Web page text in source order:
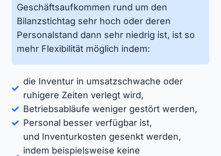
Geschäftsaufkommen rund um den
Bilanzstichtag sehr hoch oder deren
Personalstand dann sehr niedrig ist, ist so
mehr Flexibilität möglich indem:
die Inventur in umsatzschwache oder
ruhigere Zeiten verlegt wird,
Betriebsabläufe weniger gestört werden,
Personal besser verfügbar ist,
und Inventurkosten gesenkt werden,
indem beispielsweise keine